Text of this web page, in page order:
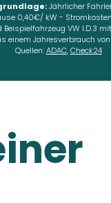
Jährlicher
0,40€/ kW -
VW I.D.3
einem Jahresverbrauch
Quellen:ADAC,Check24